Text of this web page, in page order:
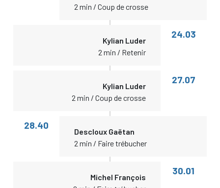
2 min / Coup de crosse
Kylian Luder
2 min / Retenir
24.03
Kylian Luder
2 min / Coup de crosse
27.07
28.40
Descloux Gaëtan
2 min / Faire trébucher
Michel François
30.01